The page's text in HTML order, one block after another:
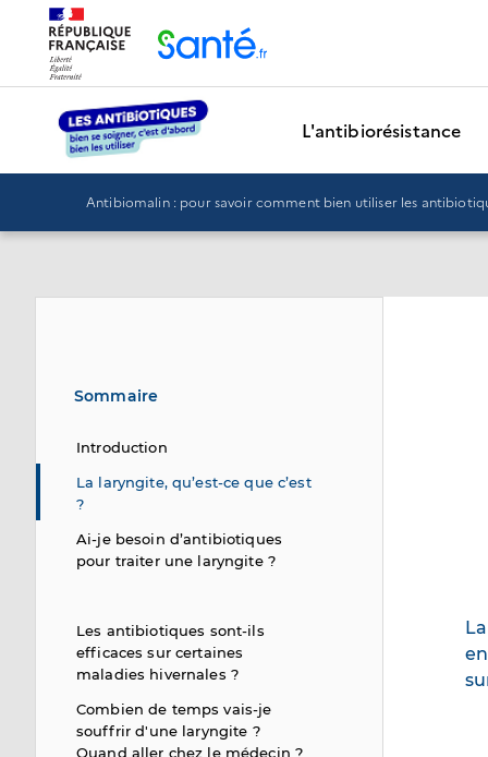
L'antibiorésistance
Antibiomalin : pour savoir comment bien utiliser les
Sommaire
Introduction
La laryngite, qu’est-ce que c’est
?
Ai-je besoin d’antibiotiques
pour traiter une laryngite ?
Les antibiotiques sont-ils
efficaces sur certaines
maladies hivernales ?
Combien de temps vais-je
souffrir d'une laryngite ?
Quand aller chez le médecin ?
Panneau de gestion des cookies